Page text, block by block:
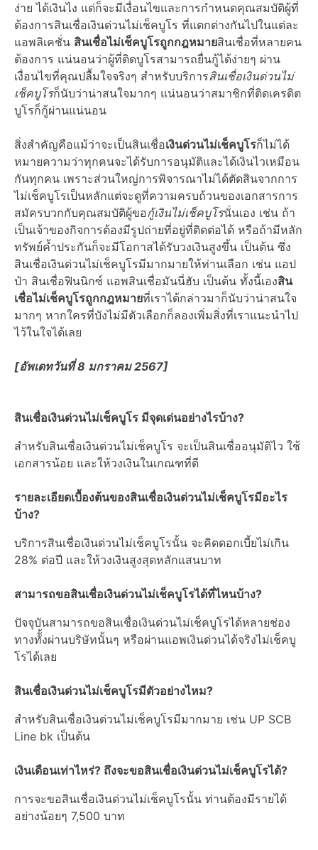
ง่าย ได้เงินไง แต่ก็จะมีเงื่อนไขและการกำหนดคุณสมบัติผู้ที่
ต้องการสินเชื่อเงินด่วนไม่เช็คบูโร ที่แตกต่างกันไปในแต่ละ
แอพลิเคชั่น สินเชื่อไม่เช็คบูโรถูกกฎหมายสินเชื่อที่หลายคน
ต้องการ แน่นอนว่าผู้ที่ติดบูโรสามารถยื่นกู้ได้ง่ายๆ ผ่าน
เงื่อนไขที่คุณปลื้มใจจริงๆ สำหรับบริการสินเชื่อเงินด่วนไม่
เช็คบูโรก็นับว่าน่าสนใจมากๆ แน่นอนว่าสมาชิกที่ติดเครดิต
บูโรก็กู้ผ่านแน่นอน
สิ่งสำคัญคือแม้ว่าจะเป็นสินเชื่อเงินด่วนไม่เช็คบูโรก็ไม่ได้
หมายความว่าทุกคนจะได้รับการอนุมัติและได้เงินไวเหมือน
กันทุกคน เพราะส่วนใหญ่การพิจารณาไม่ได้ตัดสินจากการ
ไม่เช็คบูโรเป็นหลักแต่จะดูที่ความครบถ้วนของเอกสารการ
สมัครบวกกับคุณสมบัติผู้ขอกู้เงินไม่เช็คบูโรนั่นเอง เช่น ถ้า
เป็นเจ้าของกิจการต้องมีรูปถ่ายที่อยู่ที่ติดต่อได้ หรือถ้ามีหลัก
ทรัพย์ค้ำประกันก็จะมีโอกาสได้รับวงเงินสูงขึ้น เป็นต้น ซึ่ง
สินเชื่อเงินด่วนไม่เช็คบูโรมีมากมายให้ท่านเลือก เช่น แอป
ป๋า สินเชื่อฟินนิกซ์ แอพสินเชื่อมันนี่ฮับ เป็นต้น ทั้งนี้เองสิน
เชื่อไม่เช็คบูโรถูกกฎหมายที่เราได้กล่าวมาก็นับว่าน่าสนใจ
มากๆ หากใครที่บังไม่มีตัวเลือกก็ลองเพิ่มสิ่งที่เราแนะนำไป
ไว้ในใจได้เลย
[อัพเดทวันที่ 8 มกราคม 2567]
สินเชื่อเงินด่วนไม่เช็คบูโร มีจุดเด่นอย่างไรบ้าง?
สำหรับสินเชื่อเงินด่วนไม่เช็คบูโร จะเป็นสินเชื่ออนุมัติไว ใช้
เอกสารน้อย และให้วงเงินในเกณฑที่ดี
รายละเอียดเบื้องต้นของสินเชื่อเงินด่วนไม่เช็คบูโรมีอะไร
บ้าง?
บริการสินเชื่อเงินด่วนไม่เช็คบูโรนั้น จะคิดดอกเบี้ยไม่เกิน
28% ต่อปี และให้วงเงินสูงสุดหลักแสนบาท
สามารถขอสินเชื่อเงินด่วนไม่เช็คบูโรได้ที่ไหนบ้าง?
ปัจจุบันสามารถขอสินเชื่อเงินด่วนไม่เช็คบูโรได้หลายช่อง
ทางทัั้งผ่านบริษัทนั้นๆ หรือผ่านแอพเงินด่วนได้จริงไม่เช็คบู
โรได้เลย
สินเชื่อเงินด่วนไม่เช็คบูโรมีตัวอย่างไหม?
สำหรับสินเชื่อเงินด่วนไม่เช็คบูโรมีมากมาย เช่น UP SCB
Line bk เป็นต้น
เงินเดือนเท่าไหร่? ถึงจะขอสินเชื่อเงินด่วนไม่เช็คบูโรได้?
การจะขอสินเชื่อเงินด่วนไม่เช็คบูโรนั้น ท่านต้องมีรายได้
อย่างน้อยๆ 7,500 บาท